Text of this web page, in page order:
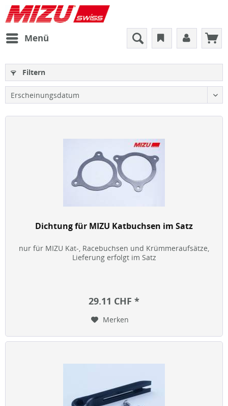
Menü
Filtern
Dichtung für MIZU Katbuchsen im Satz
nur für MIZU Kat-, Racebuchsen und Krümmeraufsätze,
Lieferung erfolgt im Satz
29.11 CHF *
Merken